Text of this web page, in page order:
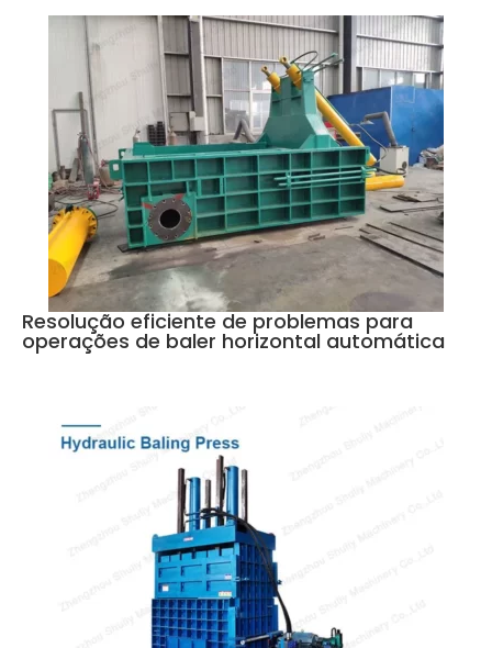
Resolução eficiente de problemas para
operações de baler horizontal automática